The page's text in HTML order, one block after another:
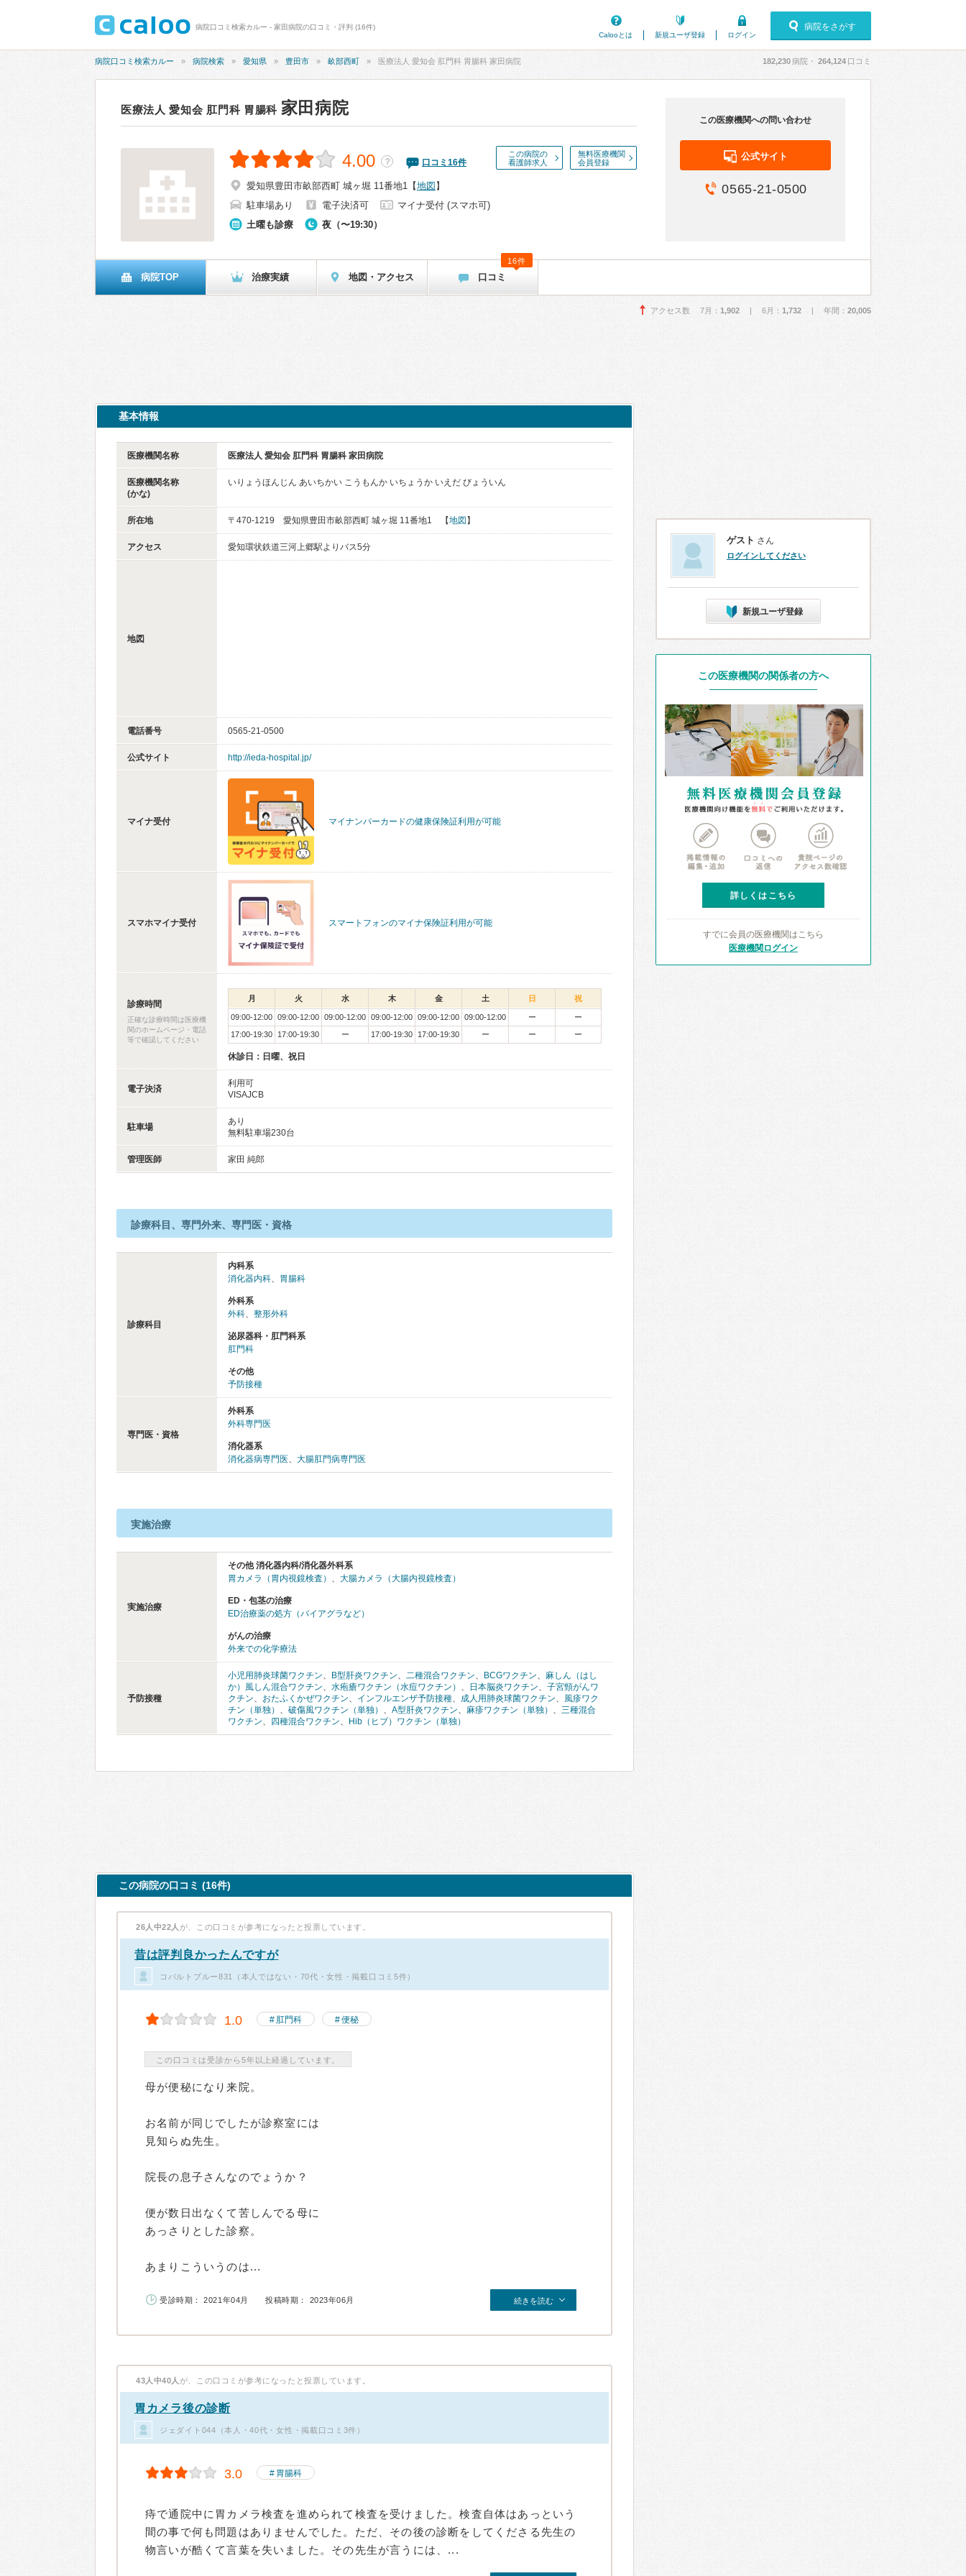
病院口コミ検索カルー - 家田病院の口コミ・評判 (16件)
Calooとは
新規ユーザ登録 ログイン
病院をさがす
病院口コミ検索カルー 病院検索 愛知県 豊田市 畝部西町 医療法人 愛知会 肛門科 胃腸科 家田病院 182,230病院・ 264,124 口コミ
医療法人 愛知会 肛門科 胃腸科 家田病院
この病院の
看護師求人
無料医療機関
会員登録
4.00 ？ 口コミ 16件
愛知県豊田市畝部西町 城ヶ堀 11番地1 【地図 】
駐車場あり
電子決済可
マイナ受付 (スマホ可)
土曜も診療
夜（〜19:30）
この医療機関への問い合わせ
公式サイト
0565-21-0500
病院TOP 治療実績 地図・アクセス 口コミ
16件
アクセス数 7月： 1,902 | 6月： 1,732 | 年間： 20,005
基本情報
医療機関名称 医療法人 愛知会 肛門科 胃腸科 家田病院
医療機関名称
(かな)
いりょうほんじん あいちかい こうもんか いちょうか いえだ びょういん
所在地 〒470-1219 愛知県豊田市畝部西町 城ヶ堀 11番地1 【地図 】
アクセス 愛知環状鉄道三河上郷駅よりバス5分
地図
電話番号 0565-21-0500
公式サイト http://ieda-hospital.jp/
マイナ受付 マイナンバーカードの健康保険証利用が可能
スマホマイナ受付 スマートフォンのマイナ保険証利用が可能
診療時間
正確な診療時間は医療機
関のホームページ・電話
等で確認してください
月 火 水 木 金 土 日 祝
09:00-12:00 09:00-12:00 09:00-12:00 09:00-12:00 09:00-12:00 09:00-12:00 ー
ー
17:00-19:30
17:00-19:30 ー 17:00-19:30 17:00-19:30 ー ー ー
休診日：日曜、祝日
電子決済
利用可
VISAJCB
駐車場
あり
無料駐車場230台
管理医師 家田 純郎
診療科目、専門外来、専門医・資格
診療科目
内科系
消化器内科、 胃腸科
外科系
外科、 整形外科
泌尿器科・肛門科系
肛門科
その他
予防接種
専門医・資格
外科系
外科専門医
消化器系
消化器病専門医、 大腸肛門病専門医
実施治療
実施治療
その他 消化器内科/消化器外科系
胃カメラ（胃内視鏡検査） 、 大腸カメラ（大腸内視鏡検査）
ED・包茎の治療
ED治療薬の処方（バイアグラなど）
がんの治療
外来での化学療法
予防接種
小児用肺炎球菌ワクチン、 B型肝炎ワクチン、 二種混合ワクチン、 BCGワクチン、 麻しん（はし
か）風しん混合ワクチン、 水疱瘡ワクチン（水痘ワクチン） 、 日本脳炎ワクチン、 子宮頸がんワ
クチン、 おたふくかぜワクチン、 インフルエンザ予防接種、 成人用肺炎球菌ワクチン、 風疹ワク
チン（単独） 、 破傷風ワクチン（単独） 、 A型肝炎ワクチン、 麻疹ワクチン（単独） 、 三種混合
ワクチン、 四種混合ワクチン、 Hib（ヒブ）ワクチン（単独）
この病院の口コミ (16件)
26人中22人 が、この口コミが参考になったと投票しています。
昔は評判良かったんですが
コバルトブルー831（本人ではない・70代・女性・掲載口コミ5件）
1.0 肛門科 便秘
この口コミは受診から5年以上経過しています。
母が便秘になり来院。
お名前が同じでしたが診察室には
見知らぬ先生。
院長の息子さんなのでょうか？
便が数日出なくて苦しんでる母に
あっさりとした診察。
あまりこういうのは...
受診時期： 2021年04月 投稿時期： 2023年06月 続きを読む
43人中40人 が、この口コミが参考になったと投票しています。
胃カメラ後の診断
ジェダイト044（本人・40代・女性・掲載口コミ3件）
3.0 胃腸科
痔で通院中に胃カメラ検査を進められて検査を受けました。検査自体はあっという
間の事で何も問題はありませんでした。ただ、その後の診断をしてくださる先生の
物言いが酷くて言葉を失いました。その先生が言うには、...
ゲスト さん
ログインしてください
新規ユーザ登録
この医療機関の関係者の方へ
詳しくはこちら
すでに会員の医療機関はこちら
医療機関ログイン